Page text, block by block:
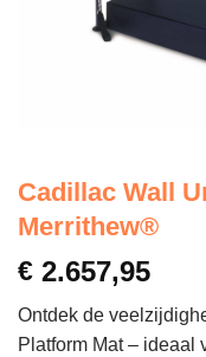
Cadillac Wall
Merrithew®
€ 2.657,95
Ontdek de
Platform Mat – ideaal